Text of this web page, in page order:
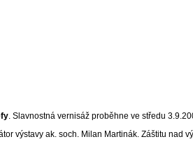
. Slavnostná vernisáž proběhne ve středu
výstavy ak. soch. Milan Martinák. Záštitu nad